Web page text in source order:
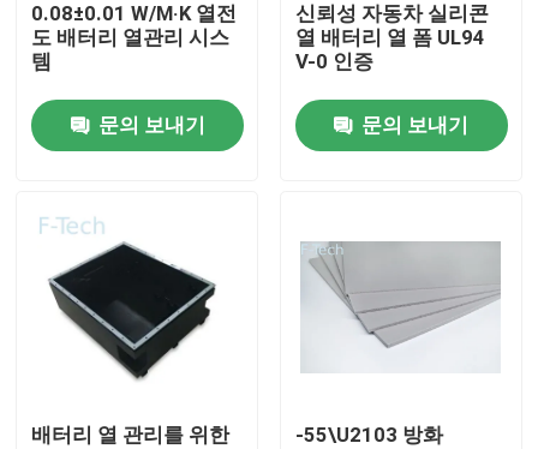
우리 에 관한 것
공장 투어
저희와 연락
사건
0.08±0.01 W/M·K 열전
도 배터리 열관리 시스
템
문의 보내기
신뢰성 자동차 실리콘
열 배터리 열 폼 UL94
V-0 인증
문의 보내기
배터리 열 관리를 위한
-55\U2103 방화